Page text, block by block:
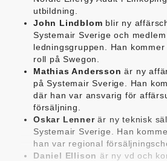
utbildning.
John Lindblom blir ny
Systemair Sverige och
ledningsgruppen. Han
roll på Swegon.
Mathias Andersson är ny
på Systemair Sverige. Han
där han var ansvarig för
försäljning.
Oskar Lennerär ny teknisk
Systemair Sverige. Han
han var regional
Daniel Ellison är ny vd och